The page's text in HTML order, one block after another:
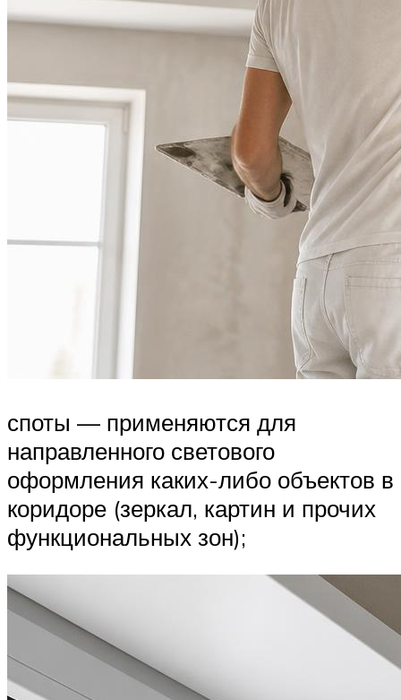
споты — применяются для
направленного светового
оформления каких-либо объектов в
коридоре (зеркал, картин и прочих
функциональных зон);